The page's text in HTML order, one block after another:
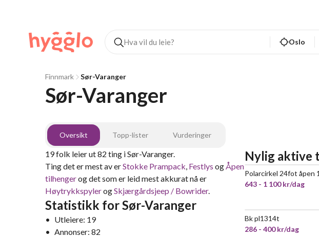
Oslo
Finnmark Sør-Varanger
Sør-Varanger
Oversikt Topp-lister Vurderinger
19folk leier ut82 ting iSør-Varanger.
Ting det er mest av erStokke Prampack Festlys og Åpen
tilhengerog det som er leid mest akkurat nå er
HøytrykkspylerogSkjærgårdsjeep / Bowrider.
Statistikk forSør-Varanger
• Utleiere: 19
• Annonser: 82
Nylig aktive
Polarcirkel 24fot åpen
643 - 1 100 kr/dag
Bk pl1314t
286 - 400 kr/dag